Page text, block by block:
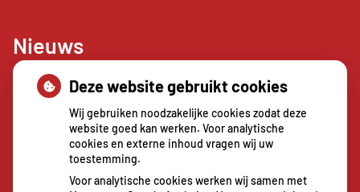
Nieuws
Sterke buikspieren zonder sportschool? Deze 7
activiteiten doen het werk stiekem voor jou
CZ vergoedt zorg van twee gespecialiseerde
revalidatieartsen niet meer
De sleutel tot blijvend afvallen? Dat doe je
Deze website gebruikt cookies
Wij gebruiken noodzakelijke cookies zodat deze
website goed kan werken. Voor analytische
cookies en externe inhoud vragen wij uw
toestemming.
Voor analytische cookies werken wij samen met